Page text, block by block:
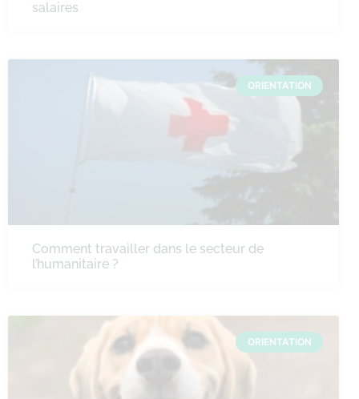
salaires
ORIENTATION
Comment travailler dans le secteur de
l’humanitaire ?
ORIENTATION